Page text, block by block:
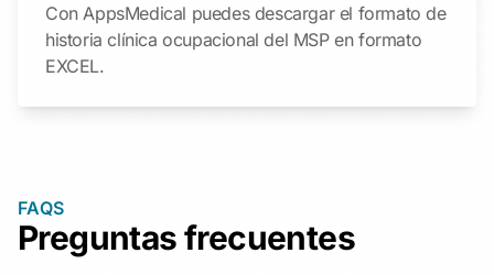
Con AppsMedical puedes descargar el formato de
historia clínica ocupacional del MSP en formato
EXCEL.
FAQS
Preguntas frecuentes